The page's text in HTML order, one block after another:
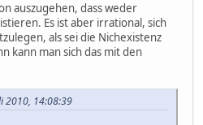
auszugehen, dass weder
Es ist aber irrational, sich
als sei die Nichexistenz
kann man sich das mit den
2010, 14:08:39